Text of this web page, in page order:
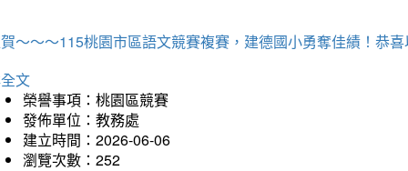
～～～115桃園市區語文競賽複賽，建德國小勇奪佳績！恭
文
榮譽事項：桃園區競賽
發佈單位：教務處
建立時間：2026-06-06
瀏覽次數：252